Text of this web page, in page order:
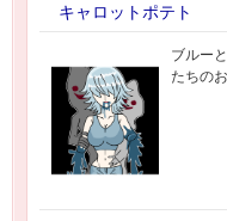
キャロットポテト
ブルー
たちの